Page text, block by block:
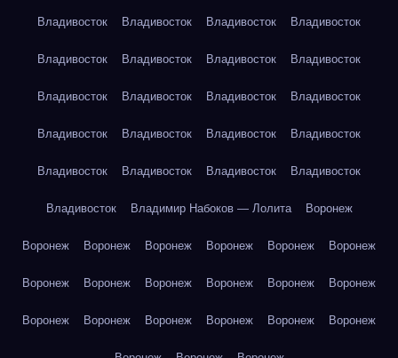
Владивосток Владивосток Владивосток Владивосток
Владивосток Владивосток Владивосток Владивосток
Владивосток Владивосток Владивосток Владивосток
Владивосток Владивосток Владивосток Владивосток
Владивосток Владивосток Владивосток Владивосток
Владивосток Владимир Набоков — Лолита Воронеж
Воронеж Воронеж Воронеж Воронеж Воронеж Воронеж
Воронеж Воронеж Воронеж Воронеж Воронеж Воронеж
Воронеж Воронеж Воронеж Воронеж Воронеж Воронеж